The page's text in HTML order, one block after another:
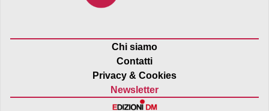
Chi siamo
Contatti
Privacy & Cookies
Newsletter